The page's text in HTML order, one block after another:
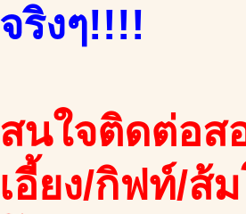
จริงๆ!!!!
สนใจติดต่อส
เอี้ยง/กิฟท์/ส้